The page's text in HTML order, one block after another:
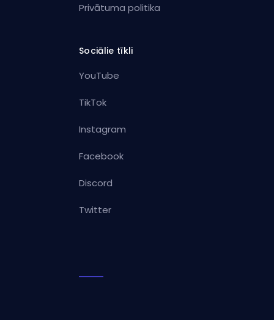
Privātuma politika
Sociālie tīkli
YouTube
TikTok
Instagram
Facebook
Discord
Twitter